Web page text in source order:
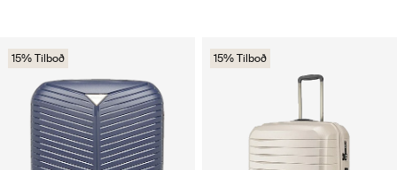
15% Tilboð 15% Tilboð